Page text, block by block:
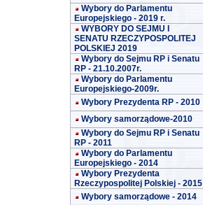
Wybory do Parlamentu
Europejskiego - 2019 r.
WYBORY DO SEJMU I
SENATU RZECZYPOSPOLITEJ
POLSKIEJ 2019
Wybory do Sejmu RP i Senatu
RP - 21.10.2007r.
Wybory do Parlamentu
Europejskiego-2009r.
Wybory Prezydenta RP - 2010
Wybory samorządowe-2010
Wybory do Sejmu RP i Senatu
RP - 2011
Wybory do Parlamentu
Europejskiego - 2014
Wybory Prezydenta
Rzeczypospolitej Polskiej - 2015
Wybory samorządowe - 2014